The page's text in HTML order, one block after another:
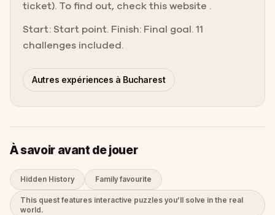
ticket). To find out, check this website .
Start: Start point. Finish: Final goal. 11
challenges included.
Autres expériences à Bucharest
À savoir avant de jouer
Hidden History Family favourite
This quest features interactive puzzles you’ll solve in the real
world.